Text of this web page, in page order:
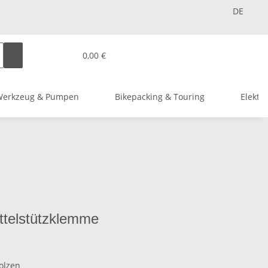
DE
0,00 €
& Pumpen Bikepacking & Touring